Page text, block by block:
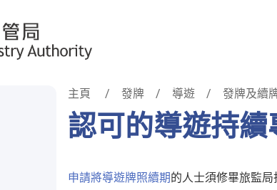
主頁 發牌 導遊 發牌及續
認可的導遊持
申請將導遊牌照續期的人士須修畢旅監局